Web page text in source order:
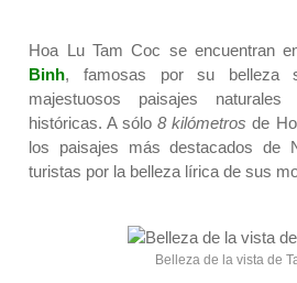
Hoa Lu Tam Coc se encuentran
Binh, famosas por su belleza
majestuosos paisajes
históricas. A sólo 8 kilómetros de
los paisajes más destacados de
turistas por la belleza lírica de sus
Belleza de la vista de